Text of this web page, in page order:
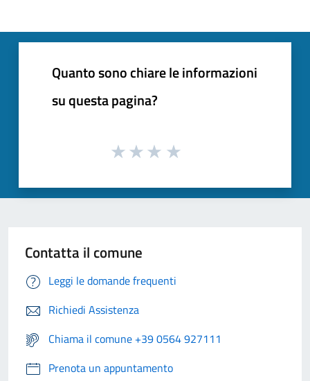
Quanto sono chiare le informazioni
su questa pagina?
Contatta il comune
Leggi le domande frequenti
Richiedi Assistenza
Chiama il comune +39 0564 927111
Prenota un appuntamento